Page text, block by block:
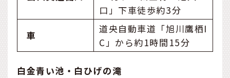
口」下車徒歩約3分
車
道央自動車道「旭川鷹栖I
C」から約1時間15分
白金青い池・白ひげの滝